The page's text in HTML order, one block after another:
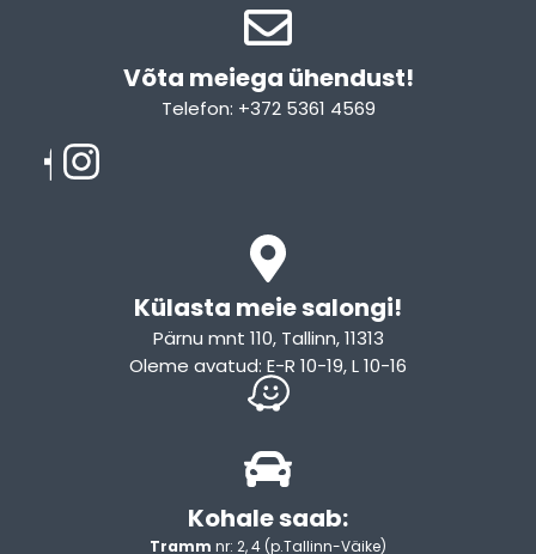
Võta meiega ühendust!​
Telefon: +372 5361 4569
Külasta meie salongi!
Pärnu mnt 110, Tallinn, 11313
Oleme avatud: E-R 10-19, L 10-16
Kohale saab:
Tramm nr: 2, 4 (p.Tallinn-Väike)